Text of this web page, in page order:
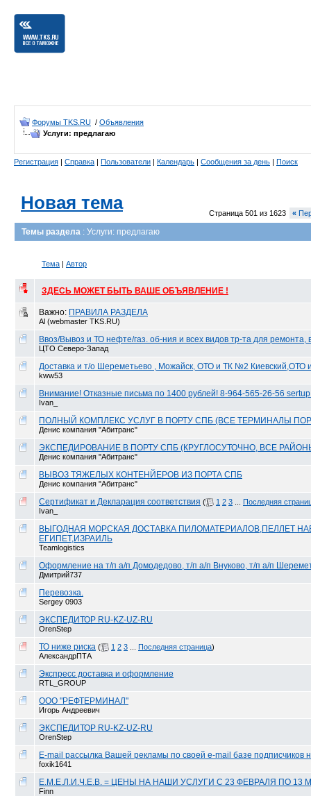
Форумы TKS.RU / Объявления
Услуги: предлагаю
Регистрация | Справка | Пользователи | Календарь | Сообщения за день | Поиск
Новая тема
Страница 501 из 1623 «
Темы раздела : Услуги: предлагаю
Тема | Автор
ЗДЕСЬ МОЖЕТ БЫТЬ ВАШЕ ОБЪЯВЛЕНИЕ !
Важно: ПРАВИЛА РАЗДЕЛА
Al (webmaster TKS.RU)
Ввоз/Вывоз и ТО нефте/газ. об-ния и всех видов тр-та для ремонта,
ЦТО Северо-Запад
Доставка и т/о Шереметьево , Можайск, ОТО и ТК №2 Киевский,ОТО
kww53
Внимание! Отказные письма по 1400 рублей! 8-964-565-26-56
Ivan_
ПОЛНЫЙ КОМПЛЕКС УСЛУГ В ПОРТУ СПБ (ВСЕ ТЕРМИНАЛЫ
Денис компания "Абитранс"
ЭКСПЕДИРОВАНИЕ В ПОРТУ СПБ (КРУГЛОСУТОЧНО, ВСЕ
Денис компания "Абитранс"
ВЫВОЗ ТЯЖЕЛЫХ КОНТЕНЙЕРОВ ИЗ ПОРТА СПБ
Денис компания "Абитранс"
Сертификат и Декларация соответствия ( 1 2 3
Последняя
Ivan_
ВЫГОДНАЯ МОРСКАЯ ДОСТАВКА ПИЛОМАТЕРИАЛОВ,ПЕЛЛЕТ
ЕГИПЕТ,ИЗРАИЛЬ
Teamlogistics
Оформление на т/п а/п Домодедово, т/п а/п Внуково, т/п а/п
Дмитрий737
Перевозка.
Sergey 0903
ЭКСПЕДИТОР RU-KZ-UZ-RU
OrenStep
ТО ниже риска ( 1 2 3 Последняя страница)
АлександрПТА
Экспресс доставка и оформление
RTL_GROUP
ООО "РЕФТЕРМИНАЛ"
Игорь Андреевич
ЭКСПЕДИТОР RU-KZ-UZ-RU
OrenStep
E-mail рассылка Вашей рекламы по своей e-mail базе подписчиков
foxik1641
Е.М.Е.Л.И.Ч.Е.В. = ЦЕНЫ НА НАШИ УСЛУГИ С 23 ФЕВРАЛЯ ПО 13
Finn